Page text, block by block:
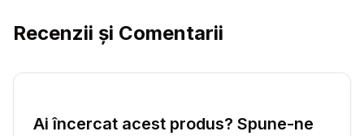
Recenzii și Comentarii
Ai încercat acest produs? Spune-ne